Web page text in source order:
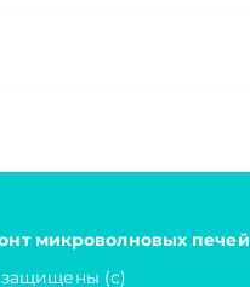
микроволновых печей
(с)